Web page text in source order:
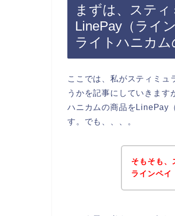
まずは、ステ
LinePay（ライ
ライトハニカム
ここでは、私がスティミ
うかを記事にしていきます
ハニカムの商品をLinePay
す。でも、、、。
そもそも、
ラインペイ